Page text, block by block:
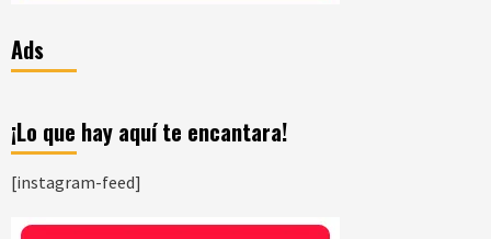
Ads
¡Lo que hay aquí te encantara!
[instagram-feed]